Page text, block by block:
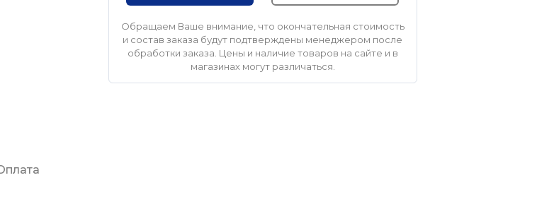
Обращаем Ваше внимание, что окончательная стоимость
и состав заказа будут подтверждены менеджером после
обработки заказа. Цены и наличие товаров на сайте и в
магазинах могут различаться.